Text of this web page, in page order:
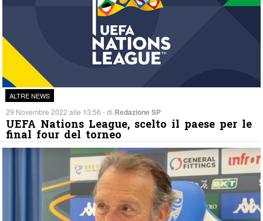
ALTRE NEWS
29 Novembre 2022 alle 13:56 - di Redazione SP
UEFA Nations League, scelto il paese per le
final four del torneo